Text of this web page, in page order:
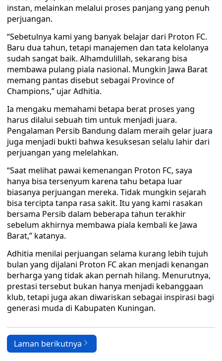
instan, melainkan melalui proses panjang yang penuh
perjuangan.
“Sebetulnya kami yang banyak belajar dari Proton FC.
Baru dua tahun, tetapi manajemen dan tata kelolanya
sudah sangat baik. Alhamdulillah, sekarang bisa
membawa pulang piala nasional. Mungkin Jawa Barat
memang pantas disebut sebagai Province of
Champions,” ujar Adhitia.
Ia mengaku memahami betapa berat proses yang
harus dilalui sebuah tim untuk menjadi juara.
Pengalaman Persib Bandung dalam meraih gelar juara
juga menjadi bukti bahwa kesuksesan selalu lahir dari
perjuangan yang melelahkan.
“Saat melihat pawai kemenangan Proton FC, saya
hanya bisa tersenyum karena tahu betapa luar
biasanya perjuangan mereka. Tidak mungkin sejarah
bisa tercipta tanpa rasa sakit. Itu yang kami rasakan
bersama Persib dalam beberapa tahun terakhir
sebelum akhirnya membawa piala kembali ke Jawa
Barat,” katanya.
Adhitia menilai perjuangan selama kurang lebih tujuh
bulan yang dijalani Proton FC akan menjadi kenangan
berharga yang tidak akan pernah hilang. Menurutnya,
prestasi tersebut bukan hanya menjadi kebanggaan
klub, tetapi juga akan diwariskan sebagai inspirasi bagi
generasi muda di Kabupaten Kuningan.
Laman berikutnya